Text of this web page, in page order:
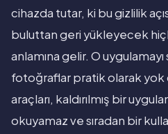
cihazda tutar, ki bu gizlilik
buluttan geri yükleyecek
anlamına gelir. O
fotoğraflar pratik olarak yok
araçları, kaldırılmış bir
okuyamaz ve sıradan bir